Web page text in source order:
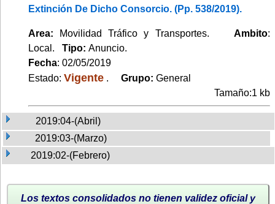
Extinción De Dicho Consorcio. (Pp. 538/2019).
Area: Movilidad Tráfico y Transportes. Ambito:
Local. Tipo: Anuncio.
Fecha: 02/05/2019
Estado: Vigente . Grupo: General
Tamaño:1 kb
2019:04-(Abril)
2019:03-(Marzo)
2019:02-(Febrero)
Los textos consolidados no tienen validez oficial y